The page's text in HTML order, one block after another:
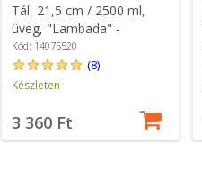
Tál, 21,5 cm / 2500 ml,
üveg, "Lambada" -
Borgonovo
Kód: 14075520
(8)
Készleten
3 360 Ft